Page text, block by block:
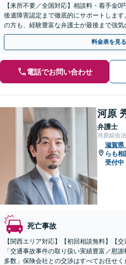
【来所不要／全国対応】相談料・着手金0
後遺障害認定まで徹底的にサポートしま
の方も、経験豊富な弁護士が最後まで強
13拠点】お気軽にご相談ください。
料金表を見る
電話でお問い合わせ
河原
弁護士
河原綜合
滋賀県
らも相
受付中
死亡事故
【関西エリア対応】【初回相談無料】【
「交通事故事件の取り扱い実績豊富／慰
多数」保険会社との交渉はすべてお任せ